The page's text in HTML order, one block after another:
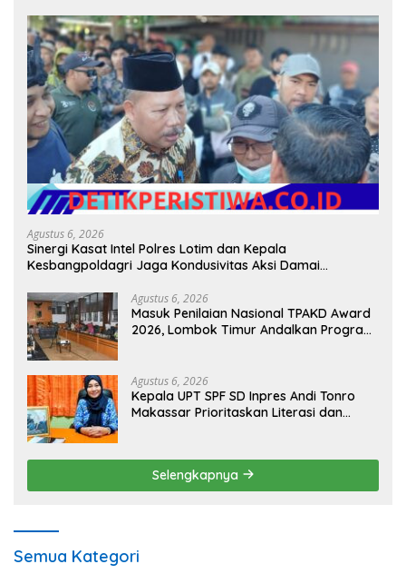
Agustus 6, 2026
Sinergi Kasat Intel Polres Lotim dan Kepala
Kesbangpoldagri Jaga Kondusivitas Aksi Damai
Agustus 6, 2026
Masuk Penilaian Nasional TPAKD Award
2026, Lombok Timur Andalkan Program
Agustus 6, 2026
Kepala UPT SPF SD Inpres Andi Tonro
Makassar Prioritaskan Literasi dan
Selengkapnya
Semua Kategori